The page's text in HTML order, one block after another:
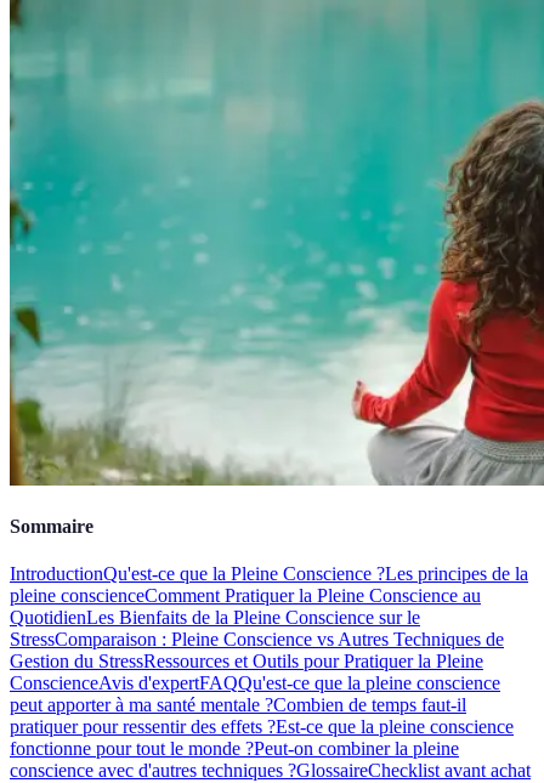
Sommaire
IntroductionQu'est-ce que la Pleine Conscience ?Les principes de la
pleine conscienceComment Pratiquer la Pleine Conscience au
QuotidienLes Bienfaits de la Pleine Conscience sur le
StressComparaison : Pleine Conscience vs Autres Techniques de
Gestion du StressRessources et Outils pour Pratiquer la Pleine
ConscienceAvis d'expertFAQQu'est-ce que la pleine conscience
peut apporter à ma santé mentale ?Combien de temps faut-il
pratiquer pour ressentir des effets ?Est-ce que la pleine conscience
fonctionne pour tout le monde ?Peut-on combiner la pleine
conscience avec d'autres techniques ?GlossaireChecklist avant achat